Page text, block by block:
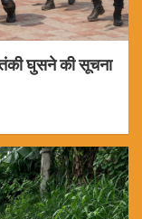
घुसने की सूचना